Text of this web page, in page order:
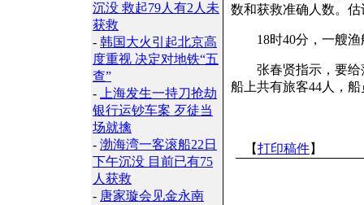
沉没 救起79人有2人未
获救
- 韩国大火引起北京高
度重视 决定对地铁“五
查”
-
上海发生一持刀抢劫
银行运钞车案 歹徒当
场就擒
- 渤海湾一客滚船22日
下午沉没 目前已有75
人获救
- 唐家璇会见金永南
数和获救准确人数。
18时40分，一艘渔
张春贤指示，要给
船上共有旅客44人，
【打印稿件】